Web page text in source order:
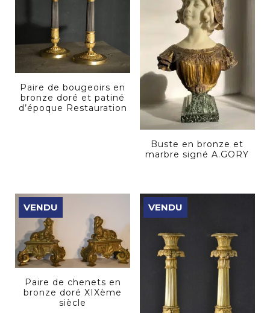
Paire de bougeoirs en
bronze doré et patiné
d’époque Restauration
Buste en bronze et
marbre signé A.GORY
VENDU
Paire de chenets en
bronze doré XIXème
siècle
VENDU